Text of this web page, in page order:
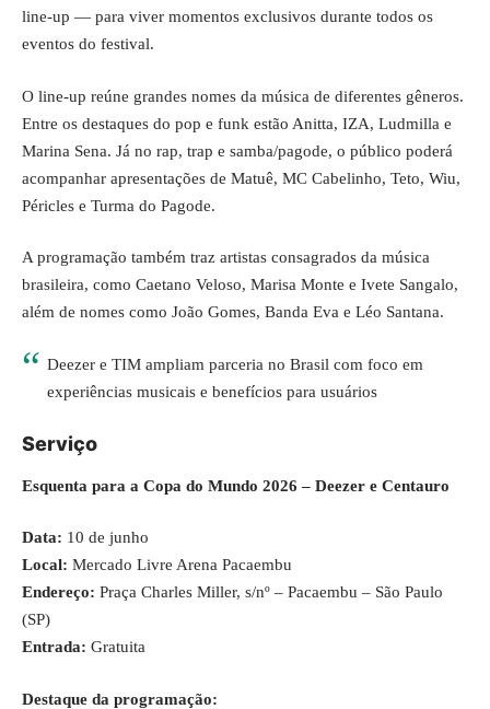
line-up — para viver momentos exclusivos durante todos os
eventos do festival.
O line-up reúne grandes nomes da música de diferentes gêneros.
Entre os destaques do pop e funk estão Anitta, IZA, Ludmilla e
Marina Sena. Já no rap, trap e samba/pagode, o público poderá
acompanhar apresentações de Matuê, MC Cabelinho, Teto, Wiu,
Péricles e Turma do Pagode.
A programação também traz artistas consagrados da música
brasileira, como Caetano Veloso, Marisa Monte e Ivete Sangalo,
além de nomes como João Gomes, Banda Eva e Léo Santana.
Deezer e TIM ampliam parceria no Brasil com foco em
experiências musicais e benefícios para usuários
Serviço
Esquenta para a Copa do Mundo 2026 – Deezer e Centauro
Data: 10 de junho
Local: Mercado Livre Arena Pacaembu
Endereço: Praça Charles Miller, s/nº – Pacaembu – São Paulo
(SP)
Entrada: Gratuita
Destaque da programação: